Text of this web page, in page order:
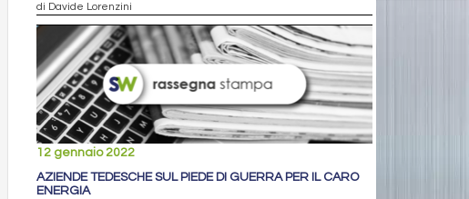
di Davide Lorenzini
12 gennaio 2022
AZIENDE TEDESCHE SUL PIEDE DI GUERRA PER IL CARO
ENERGIA